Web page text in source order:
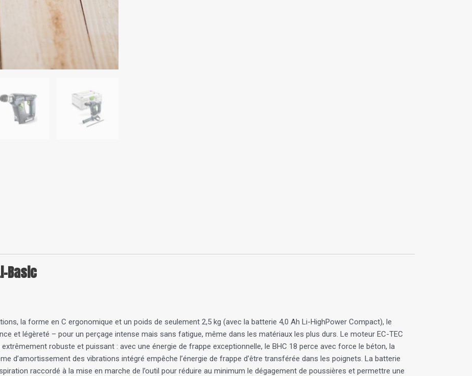
Basic
la forme en C ergonomique et un poids de seulement 2,5 kg (avec la batterie 4,0 Ah Li-HighPower Compact), le
et légèreté – pour un perçage intense mais sans fatigue, même dans les matériaux les plus durs. Le moteur EC-TEC
robuste et puissant : avec une énergie de frappe exceptionnelle, le BHC 18 perce avec force le béton, la
d’amortissement des vibrations intégré empêche l’énergie de frappe d’être transférée dans les poignets. La batterie
raccordé à la mise en marche de l’outil pour réduire au minimum le dégagement de poussières et permettre une